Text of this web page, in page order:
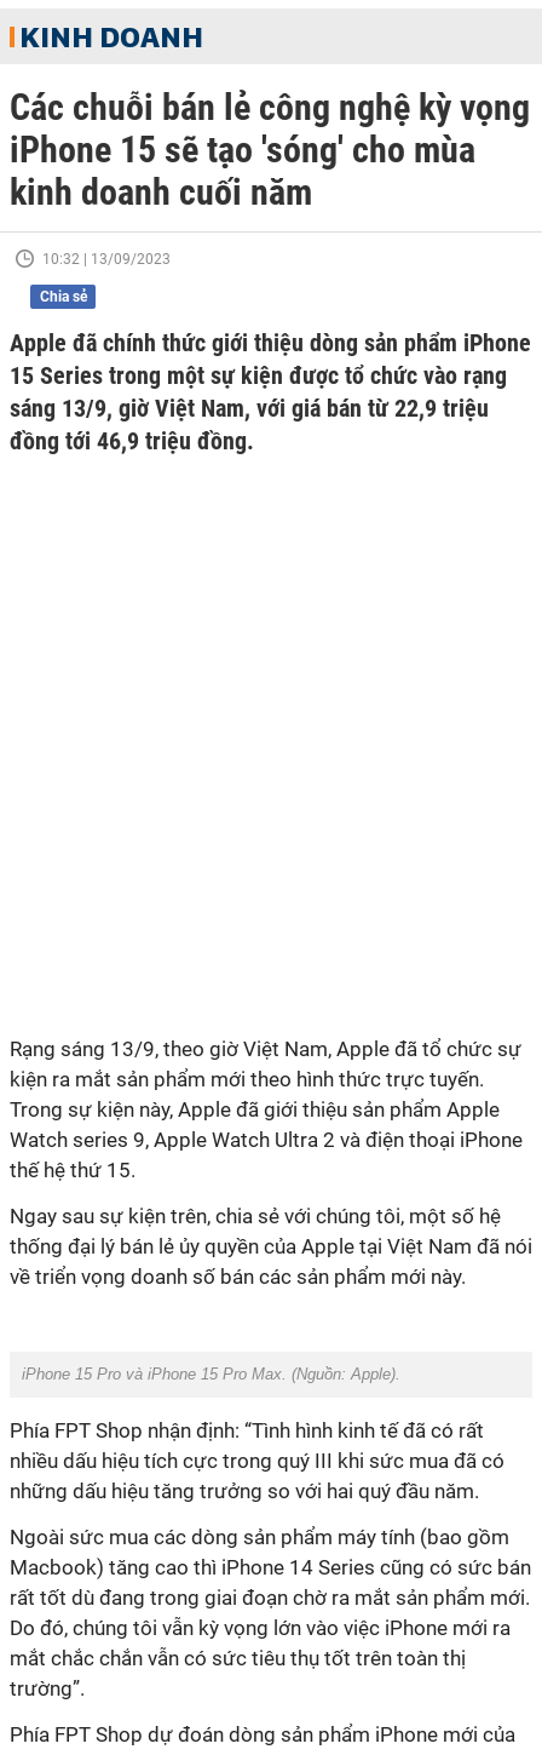
KINH DOANH
Các chuỗi bán lẻ công nghệ kỳ vọng
iPhone 15 sẽ tạo 'sóng' cho mùa
kinh doanh cuối năm
10:32 | 13/09/2023
Chia sẻ
Apple đã chính thức giới thiệu dòng sản phẩm iPhone
15 Series trong một sự kiện được tổ chức vào rạng
sáng 13/9, giờ Việt Nam, với giá bán từ 22,9 triệu
đồng tới 46,9 triệu đồng.
Rạng sáng 13/9, theo giờ Việt Nam, Apple đã tổ chức sự
kiện ra mắt sản phẩm mới theo hình thức trực tuyến.
Trong sự kiện này, Apple đã giới thiệu sản phẩm Apple
Watch series 9, Apple Watch Ultra 2 và điện thoại iPhone
thế hệ thứ 15.
Ngay sau sự kiện trên, chia sẻ với chúng tôi, một số hệ
thống đại lý bán lẻ ủy quyền của Apple tại Việt Nam đã nói
về triển vọng doanh số bán các sản phẩm mới này.
iPhone 15 Pro và iPhone 15 Pro Max. (Nguồn: Apple).
Phía FPT Shop nhận định: “Tình hình kinh tế đã có rất
nhiều dấu hiệu tích cực trong quý III khi sức mua đã có
những dấu hiệu tăng trưởng so với hai quý đầu năm.
Ngoài sức mua các dòng sản phẩm máy tính (bao gồm
Macbook) tăng cao thì iPhone 14 Series cũng có sức bán
rất tốt dù đang trong giai đoạn chờ ra mắt sản phẩm mới.
Do đó, chúng tôi vẫn kỳ vọng lớn vào việc iPhone mới ra
mắt chắc chắn vẫn có sức tiêu thụ tốt trên toàn thị
trường”.
Phía FPT Shop dự đoán dòng sản phẩm iPhone mới của